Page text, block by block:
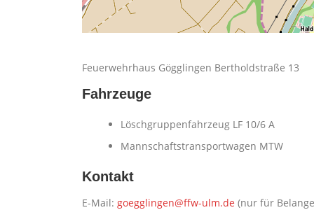
Feuerwehrhaus Gögglingen Bertholdstraße 13
Fahrzeuge
Löschgruppenfahrzeug LF 10/6 A
Mannschaftstransportwagen MTW
Kontakt
E-Mail: goegglingen@ffw-ulm.de (nur für